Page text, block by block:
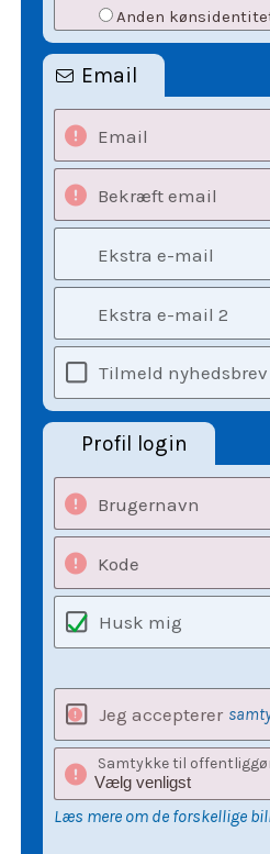
Anden
Email
Email
Bekræft email
Ekstra e-mail
Ekstra e-mail 2
Tilmeld nyhedsbrev
Profil login
Brugernavn
Kode
Husk mig
Jeg accepterer
Samtykke til
Læs mere om de forskellige